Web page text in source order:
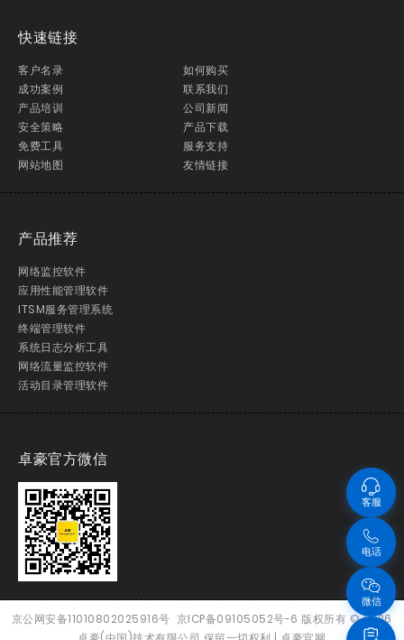
快速链接
客户名录
成功案例
产品培训
安全策略
免费工具
网站地图
如何购买
联系我们
公司新闻
产品下载
服务支持
友情链接
产品推荐
网络监控软件
应用性能管理软件
ITSM服务管理系统
终端管理软件
系统日志分析工具
网络流量监控软件
活动目录管理软件
卓豪官方微信
京公网安备11010802025916号 京ICP备09105052号-6 版权所有 © 2026
客服
电话
微信